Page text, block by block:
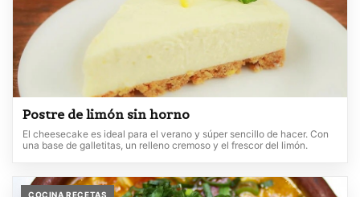
Postre de limón sin horno
El cheesecake es ideal para el verano y súper sencillo de hacer. Con
una base de galletitas, un relleno cremoso y el frescor del limón.
COCINA RECETAS